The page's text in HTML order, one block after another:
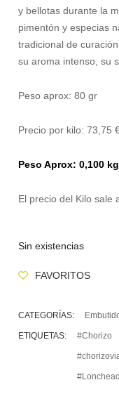
y bellotas durante la
pimentón y especias
tradicional de
su aroma intenso, su
Peso aprox: 80 gr
Precio por kilo: 73,75
Peso Aprox: 0,100 kg
El precio del Kilo sale
Sin existencias
FAVORITOS
CATEGORÍAS:
ETIQUETAS: #Chorizo